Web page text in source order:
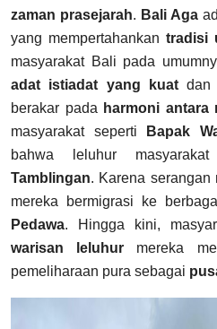
zaman prasejarah. Bali Aga
yang mempertahankan tradisi
masyarakat Bali pada
adat istiadat yang kuatdan
berakar pada harmoni antara
masyarakat seperti
Bapak
bahwa leluhur
Tamblingan. Karena serangan
mereka bermigrasi ke
Pedawa. Hingga kini,
warisan leluhur mereka
pemeliharaan pura sebagai